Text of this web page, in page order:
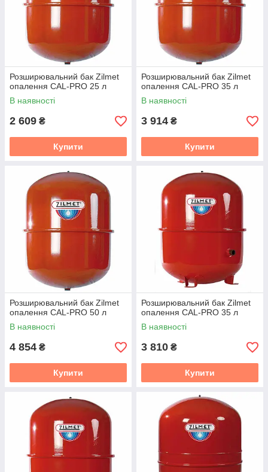
Розширювальний бак Zilmet
опалення CAL-PRO 25 л
В наявності
2 609 ₴
Купити
Розширювальний бак Zilmet
опалення CAL-PRO 35 л
В наявності
3 914 ₴
Купити
Розширювальний бак Zilmet
опалення CAL-PRO 50 л
В наявності
4 854 ₴
Купити
Розширювальний бак Zilmet
опалення CAL-PRO 35 л
В наявності
3 810 ₴
Купити